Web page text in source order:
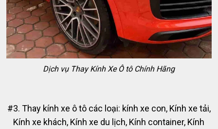
Dịch vụ Thay Kính Xe Ô tô Chính Hãng
#3. Thay kính xe ô tô các loại: kính xe con, Kính xe tải,
Kính xe khách, Kính xe du lịch, Kính container, Kính